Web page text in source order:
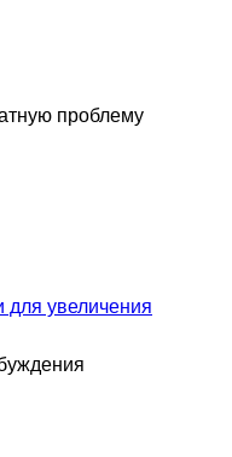
проблему
для увеличения